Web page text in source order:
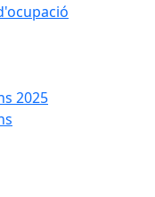
2025